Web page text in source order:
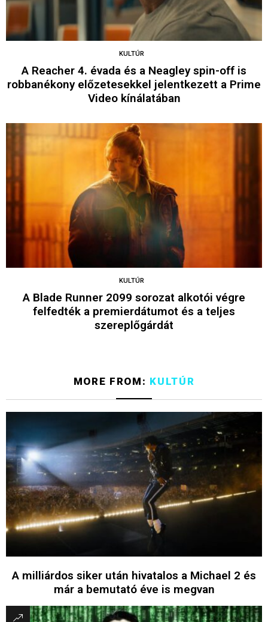
KULTÚR
A Reacher 4. évada és a Neagley spin-off is
robbanékony előzetesekkel jelentkezett a Prime
Video kínálatában
KULTÚR
A Blade Runner 2099 sorozat alkotói végre
felfedték a premierdátumot és a teljes
szereplőgárdát
MORE FROM: KULTÚR
A milliárdos siker után hivatalos a Michael 2 és
már a bemutató éve is megvan